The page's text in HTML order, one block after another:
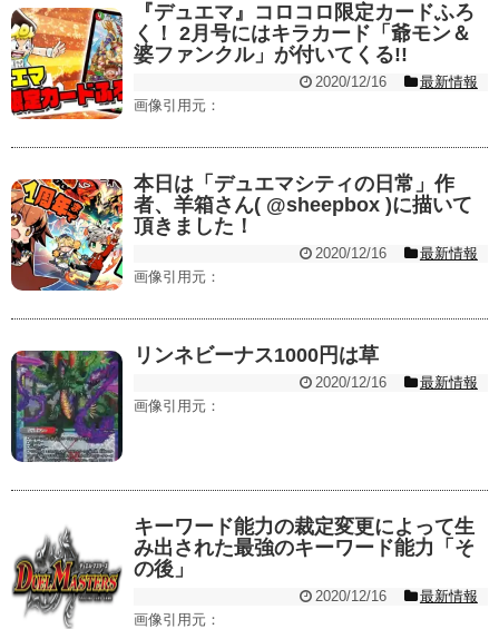
『デュエマ』コロコロ限定カードふろ
く！ 2月号にはキラカード「爺モン＆
婆ファンクル」が付いてくる!!
2020/12/16
最新情報
画像引用元：
本日は「デュエマシティの日常」作
者、羊箱さん( @sheepbox )に描いて
頂きました！
2020/12/16
最新情報
画像引用元：
リンネビーナス1000円は草
2020/12/16
最新情報
画像引用元：
キーワード能力の裁定変更によって生
み出された最強のキーワード能力「そ
の後」
2020/12/16
最新情報
画像引用元：